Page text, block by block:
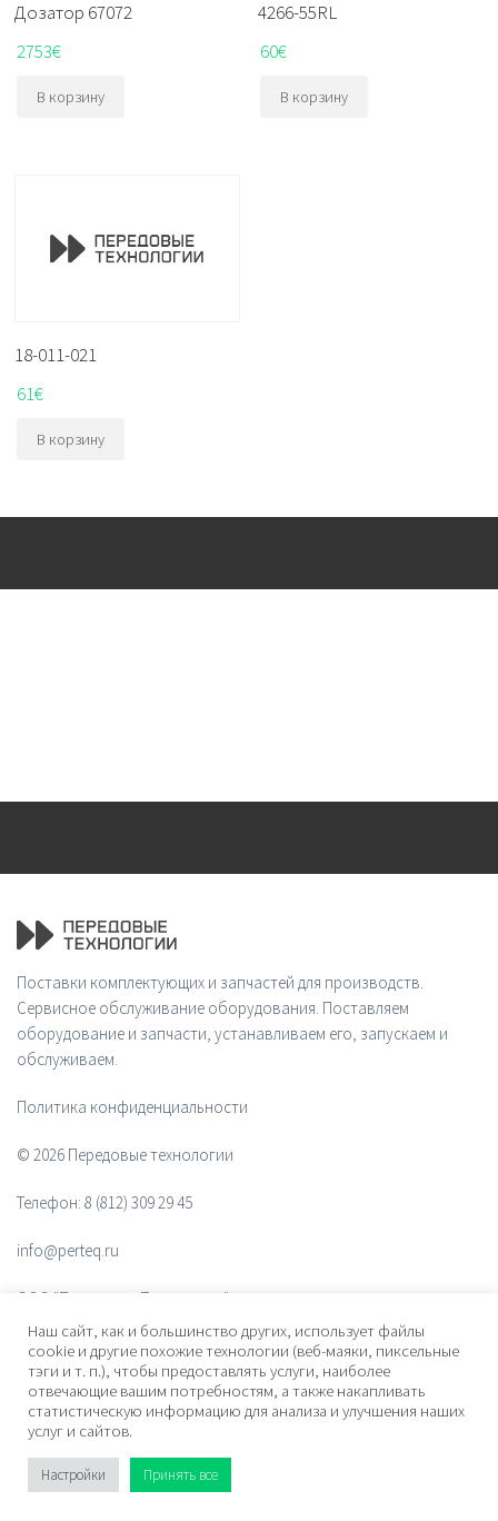
Дозатор 67072
2753€
В корзину
4266-55RL
60€
В корзину
18-011-021
61€
В корзину
Поставки комплектующих и запчастей для производств.
Сервисное обслуживание оборудования. Поставляем
оборудование и запчасти, устанавливаем его, запускаем и
обслуживаем.
Политика конфиденциальности
© 2026 Передовые технологии
Телефон: 8 (812) 309 29 45
info@perteq.ru
ООО "Передовые Технологии"
ОГРН 1117847072628
Почтовый индекс 196006
Адрес: ул. Рощинская, дом 32, офис 201, лит. А. Санкт-Петербург,
Россия
Наш сайт, как и большинство других, использует файлы
cookie и другие похожие технологии (веб-маяки, пиксельные
тэги и т. п.), чтобы предоставлять услуги, наиболее
отвечающие вашим потребностям, а также накапливать
статистическую информацию для анализа и улучшения наших
услуг и сайтов.
Настройки Принять все